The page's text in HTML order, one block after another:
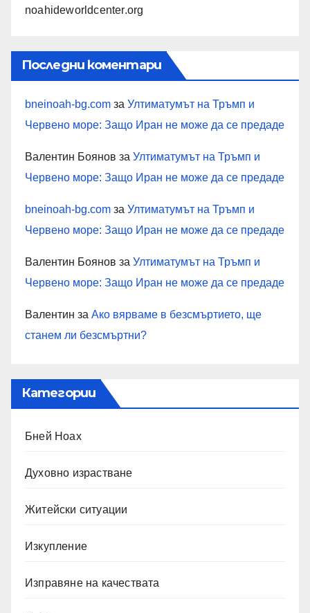
noahideworldcenter.org
Последни коментари
bneinoah-bg.com за Ултиматумът на Тръмп и
Червено море: Защо Иран не може да се предаде
Валентин Боянов за Ултиматумът на Тръмп и
Червено море: Защо Иран не може да се предаде
bneinoah-bg.com за Ултиматумът на Тръмп и
Червено море: Защо Иран не може да се предаде
Валентин Боянов за Ултиматумът на Тръмп и
Червено море: Защо Иран не може да се предаде
Валентин за Ако вярваме в безсмъртието, ще
станем ли безсмъртни?
Категории
Бней Ноах
Духовно израстване
Житейски ситуации
Изкупление
Изправяне на качествата